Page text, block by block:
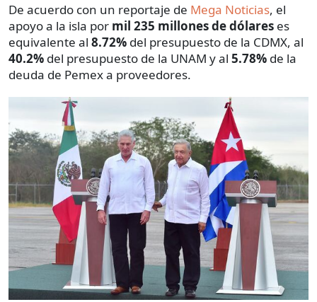
De acuerdo con un reportaje de Mega Noticias, el
apoyo a la isla por mil 235 millones de dólares es
equivalente al 8.72% del presupuesto de la CDMX, al
40.2% del presupuesto de la UNAM y al 5.78% de la
deuda de Pemex a proveedores.